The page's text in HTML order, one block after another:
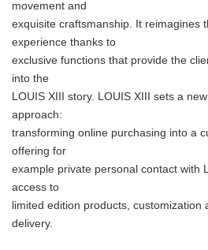
movement and
exquisite craftsmanship. It reimagines
experience thanks to
exclusive functions that provide the
into the
LOUIS XIII story. LOUIS XIII sets a
approach:
transforming online purchasing into a
offering for
example private personal contact with
access to
limited edition products, customization
delivery.